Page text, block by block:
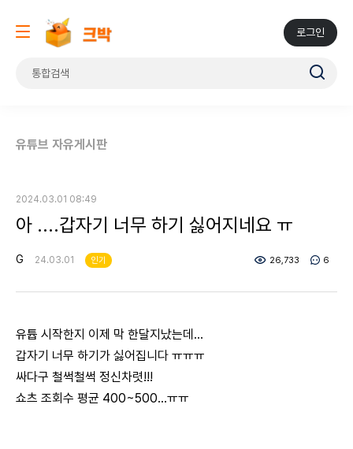
로그인
유튜브 자유게시판
2024.03.01 08:49
아 ....갑자기 너무 하기 싫어지네요 ㅠ
G 24.03.01 인기 26,733 6
유튭 시작한지 이제 막 한달지났는데...
갑자기 너무 하기가 싫어집니다 ㅠㅠㅠ
싸다구 철썩철썩 정신차렷!!!
쇼츠 조회수 평균 400~500...ㅠㅠ